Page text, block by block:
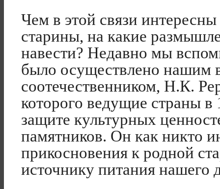
Чем в этой связи
старины, на какие
навести? Недавно мы
было осуществлено нашим
соотечественником, Н.К.
которого ведущие страны в
защите культурных
памятников. Он как никто
прикосновения к родной
источнику питания нашего